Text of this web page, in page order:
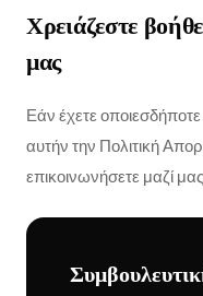
Χρειάζεστε
μας
Εάν έχετε
αυτήν την Πολιτική
επικοινωνήσετε μαζί